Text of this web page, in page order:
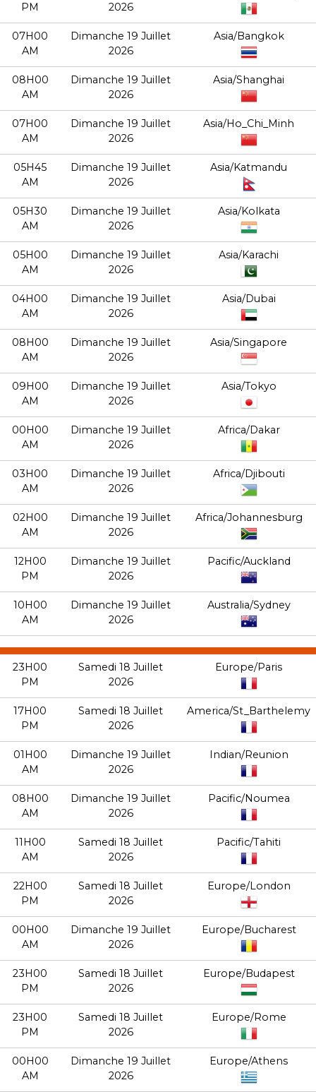
PM
2026
07H00
AM
Dimanche 19 Juillet
2026
Asia/Bangkok
08H00
AM
Dimanche 19 Juillet
2026
Asia/Shanghai
07H00
AM
Dimanche 19 Juillet
2026
Asia/Ho_Chi_Minh
05H45
AM
Dimanche 19 Juillet
2026
Asia/Katmandu
05H30
AM
Dimanche 19 Juillet
2026
Asia/Kolkata
05H00
AM
Dimanche 19 Juillet
2026
Asia/Karachi
04H00
AM
Dimanche 19 Juillet
2026
Asia/Dubai
08H00
AM
Dimanche 19 Juillet
2026
Asia/Singapore
09H00
AM
Dimanche 19 Juillet
2026
Asia/Tokyo
00H00
AM
Dimanche 19 Juillet
2026
Africa/Dakar
03H00
AM
Dimanche 19 Juillet
2026
Africa/Djibouti
02H00
AM
Dimanche 19 Juillet
2026
Africa/Johannesburg
12H00
PM
Dimanche 19 Juillet
2026
Pacific/Auckland
10H00
AM
Dimanche 19 Juillet
2026
Australia/Sydney
23H00
PM
Samedi 18 Juillet
2026
Europe/Paris
17H00
PM
Samedi 18 Juillet
2026
America/St_Barthelemy
01H00
AM
Dimanche 19 Juillet
2026
Indian/Reunion
08H00
AM
Dimanche 19 Juillet
2026
Pacific/Noumea
11H00
AM
Samedi 18 Juillet
2026
Pacific/Tahiti
22H00
PM
Samedi 18 Juillet
2026
Europe/London
00H00
AM
Dimanche 19 Juillet
2026
Europe/Bucharest
23H00
PM
Samedi 18 Juillet
2026
Europe/Budapest
23H00
PM
Samedi 18 Juillet
2026
Europe/Rome
00H00
AM
Dimanche 19 Juillet
2026
Europe/Athens